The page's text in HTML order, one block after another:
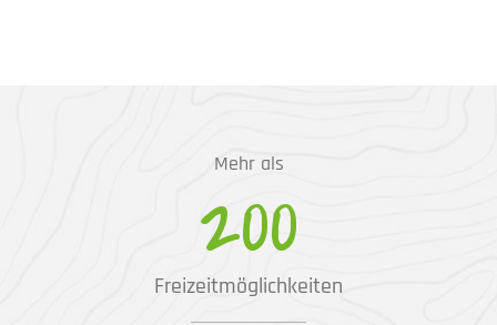
Mehr als
200
Freizeitmöglichkeiten